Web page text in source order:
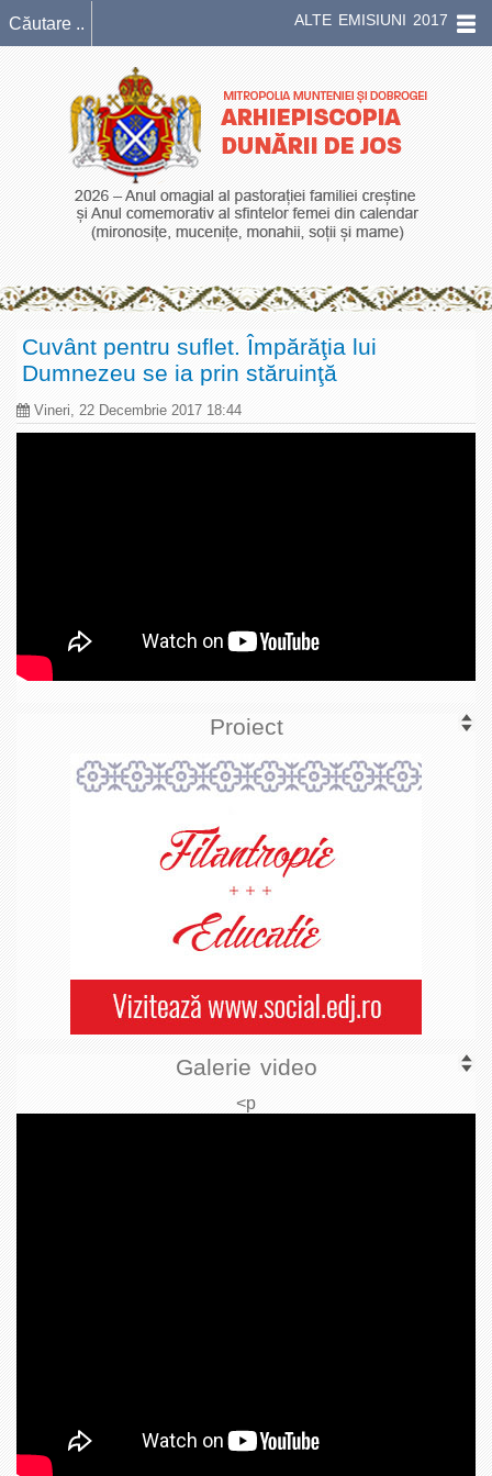
ALTE EMISIUNI 2017
Cuvânt pentru suflet. Împărăţia lui
Dumnezeu se ia prin stăruinţă
Vineri, 22 Decembrie 2017 18:44
Proiect
Galerie video
<p